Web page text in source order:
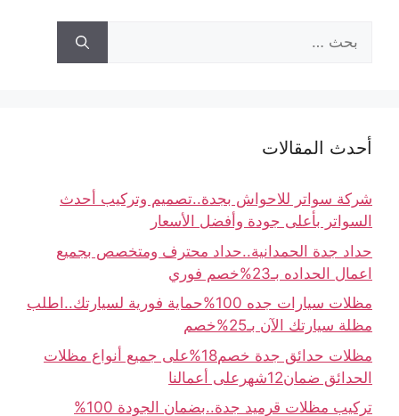
أحدث المقالات
شركة سواتر للاحواش بجدة..تصميم وتركيب أحدث
السواتر بأعلى جودة وأفضل الأسعار
حداد جدة الحمدانية..حداد محترف ومتخصص بجميع
اعمال الحداده بـ23%خصم فوري
مظلات سيارات جده 100%حماية فورية لسيارتك..اطلب
مظلة سيارتك الآن بـ25%خصم
مظلات حدائق جدة خصم18%على جميع أنواع مظلات
الحدائق ضمان12شهرعلى أعمالنا
تركيب مظلات قرميد جدة..بضمان الجودة 100%